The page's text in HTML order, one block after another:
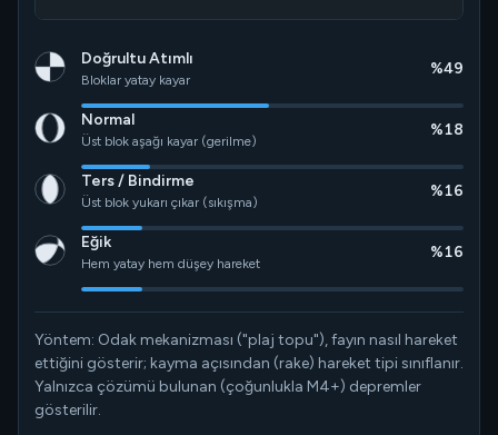
Doğrultu Atımlı
Bloklar yatay kayar
%49
Normal
Üst blok aşağı kayar (gerilme)
%18
Ters / Bindirme
Üst blok yukarı çıkar (sıkışma)
%16
Eğik
Hem yatay hem düşey hareket
%16
Yöntem: Odak mekanizması ("plaj topu"), fayın nasıl hareket
ettiğini gösterir; kayma açısından (rake) hareket tipi sınıflanır.
Yalnızca çözümü bulunan (çoğunlukla M4+) depremler
gösterilir.